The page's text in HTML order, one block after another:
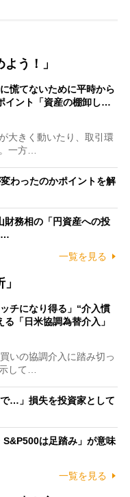
う！」
慌てないために平時から
イント「資産の棚卸し…
大きく動いたり、取引環
一方…
わったのかポイントを解
財務相の「円資産への投
…
一覧を見る
チになり得る」“介入慣
「日米協調為替介入」
いの協調介入に踏み切っ
して…
で…」損失を投資家として
S&P500は足踏み」が意味
一覧を見る